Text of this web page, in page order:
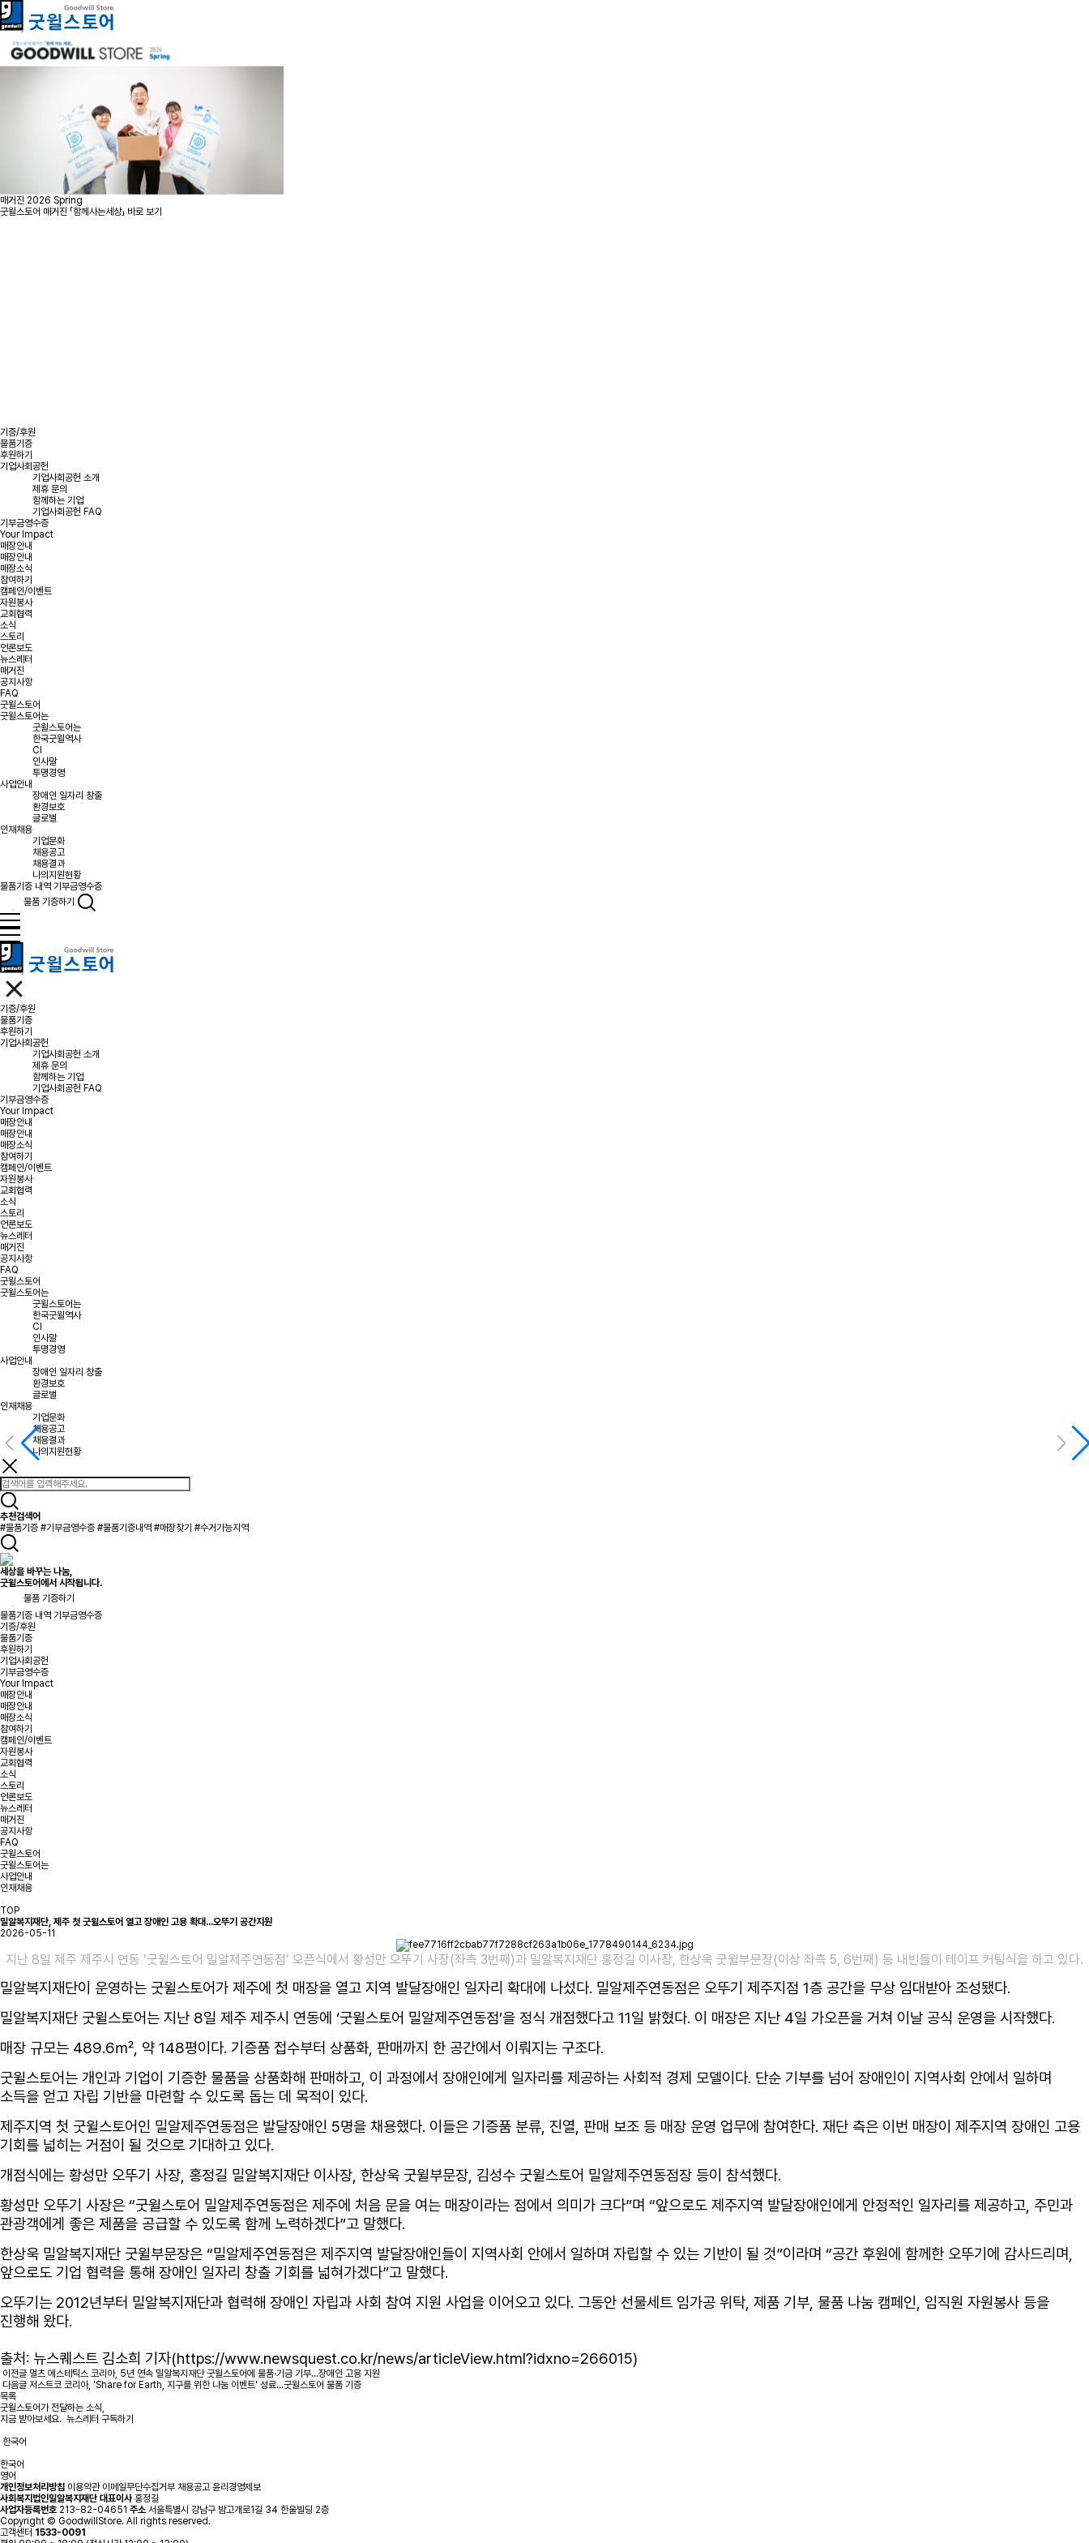
매거진 2026 Spring
굿윌스토어 매거진 「함께사는세상」 바로 보기
기증/후원
물품기증
후원하기
기업사회공헌
기업사회공헌 소개
제휴 문의
함께하는 기업
기업사회공헌 FAQ
기부금영수증
Your Impact
매장안내
매장안내
매장소식
참여하기
캠페인/이벤트
자원봉사
교회협력
소식
스토리
언론보도
뉴스레터
매거진
공지사항
FAQ
굿윌스토어
굿윌스토어는
굿윌스토어는
한국굿윌역사
CI
인사말
투명경영
사업안내
장애인 일자리 창출
환경보호
글로벌
인재채용
기업문화
채용공고
채용결과
나의지원현황
물품기증 내역 기부금영수증
물품 기증하기
기증/후원
물품기증
후원하기
기업사회공헌
기업사회공헌 소개
제휴 문의
함께하는 기업
기업사회공헌 FAQ
기부금영수증
Your Impact
매장안내
매장안내
매장소식
참여하기
캠페인/이벤트
자원봉사
교회협력
소식
스토리
언론보도
뉴스레터
매거진
공지사항
FAQ
굿윌스토어
굿윌스토어는
굿윌스토어는
한국굿윌역사
CI
인사말
투명경영
사업안내
장애인 일자리 창출
환경보호
글로벌
인재채용
기업문화
채용공고
채용결과
나의지원현황
추천검색어
#물품기증 #기부금영수증 #물품기증내역 #매장찾기 #수거가능지역
세상을 바꾸는 나눔,
굿윌스토어에서 시작됩니다.
물품 기증하기
물품기증 내역 기부금영수증
기증/후원
물품기증
후원하기
기업사회공헌
기부금영수증
Your Impact
매장안내
매장안내
매장소식
참여하기
캠페인/이벤트
자원봉사
교회협력
소식
스토리
언론보도
뉴스레터
매거진
공지사항
FAQ
굿윌스토어
굿윌스토어는
사업안내
인재채용
TOP
밀알복지재단, 제주 첫 굿윌스토어 열고 장애인 고용 확대...오뚜기 공간지원
2026-05-11
지난 8일 제주 제주시 연동 ‘굿윌스토어 밀알제주연동점’ 오픈식에서 황성만 오뚜기 사장(좌측 3번째)과 밀알복지재단 홍정길 이사장, 한상욱 굿윌부문장(이상 좌측 5, 6번째) 등 내빈들이 테이프 커팅식을 하고 있다.
밀알복지재단이 운영하는 굿윌스토어가 제주에 첫 매장을 열고 지역 발달장애인 일자리 확대에 나섰다. 밀알제주연동점은 오뚜기 제주지점 1층 공간을 무상 임대받아 조성됐다.
밀알복지재단 굿윌스토어는 지난 8일 제주 제주시 연동에 ‘굿윌스토어 밀알제주연동점’을 정식 개점했다고 11일 밝혔다. 이 매장은 지난 4일 가오픈을 거쳐 이날 공식 운영을 시작했다.
매장 규모는 489.6㎡, 약 148평이다. 기증품 접수부터 상품화, 판매까지 한 공간에서 이뤄지는 구조다.
굿윌스토어는 개인과 기업이 기증한 물품을 상품화해 판매하고, 이 과정에서 장애인에게 일자리를 제공하는 사회적 경제 모델이다. 단순 기부를 넘어 장애인이 지역사회 안에서 일하며
소득을 얻고 자립 기반을 마련할 수 있도록 돕는 데 목적이 있다.
제주지역 첫 굿윌스토어인 밀알제주연동점은 발달장애인 5명을 채용했다. 이들은 기증품 분류, 진열, 판매 보조 등 매장 운영 업무에 참여한다. 재단 측은 이번 매장이 제주지역 장애인 고용
기회를 넓히는 거점이 될 것으로 기대하고 있다.
개점식에는 황성만 오뚜기 사장, 홍정길 밀알복지재단 이사장, 한상욱 굿윌부문장, 김성수 굿윌스토어 밀알제주연동점장 등이 참석했다.
황성만 오뚜기 사장은 “굿윌스토어 밀알제주연동점은 제주에 처음 문을 여는 매장이라는 점에서 의미가 크다”며 “앞으로도 제주지역 발달장애인에게 안정적인 일자리를 제공하고, 주민과
관광객에게 좋은 제품을 공급할 수 있도록 함께 노력하겠다”고 말했다.
한상욱 밀알복지재단 굿윌부문장은 “밀알제주연동점은 제주지역 발달장애인들이 지역사회 안에서 일하며 자립할 수 있는 기반이 될 것”이라며 “공간 후원에 함께한 오뚜기에 감사드리며,
앞으로도 기업 협력을 통해 장애인 일자리 창출 기회를 넓혀가겠다”고 말했다.
오뚜기는 2012년부터 밀알복지재단과 협력해 장애인 자립과 사회 참여 지원 사업을 이어오고 있다. 그동안 선물세트 임가공 위탁, 제품 기부, 물품 나눔 캠페인, 임직원 자원봉사 등을
진행해 왔다.
출처: 뉴스퀘스트 김소희 기자(https://www.newsquest.co.kr/news/articleView.html?idxno=266015)
이전글 멀츠 에스테틱스 코리아, 5년 연속 밀알복지재단 굿윌스토어에 물품·기금 기부…장애인 고용 지원
다음글 저스트코 코리아, 'Share for Earth, 지구를 위한 나눔 이벤트' 성료...굿윌스토어 물품 기증
목록
굿윌스토어가 전달하는 소식,
지금 받아보세요. 뉴스레터 구독하기
한국어
한국어
영어
개인정보처리방침 이용약관 이메일무단수집거부 채용공고 윤리경영제보
사회복지법인밀알복지재단 대표이사 홍정길
사업자등록번호 213-82-04651 주소 서울특별시 강남구 밤고개로1길 34 한울빌딩 2층
Copyright © GoodwillStore. All rights reserved.
고객센터 1533-0091